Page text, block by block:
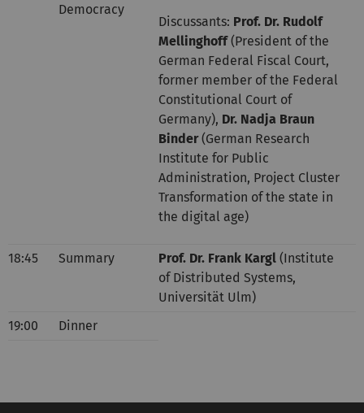
Democracy
Discussants: Prof. Dr. Rudolf
Mellinghoff(President of the
German Federal Fiscal Court,
former member of the Federal
Constitutional Court of
Germany), Dr. Nadja Braun
Binder(German Research
Institute for Public
Administration, Project Cluster
Transformation of the state in
the digital age)
18:45 Summary Prof. Dr. Frank Kargl (Institute
of Distributed Systems,
Universität Ulm)
19:00
Dinner